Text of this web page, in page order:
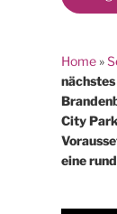
Home»
City
eine